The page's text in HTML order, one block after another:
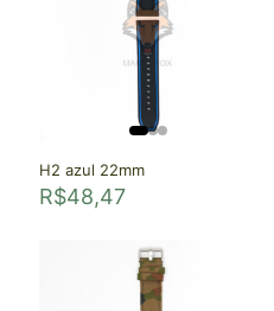
H2 azul 22mm
R$48,47